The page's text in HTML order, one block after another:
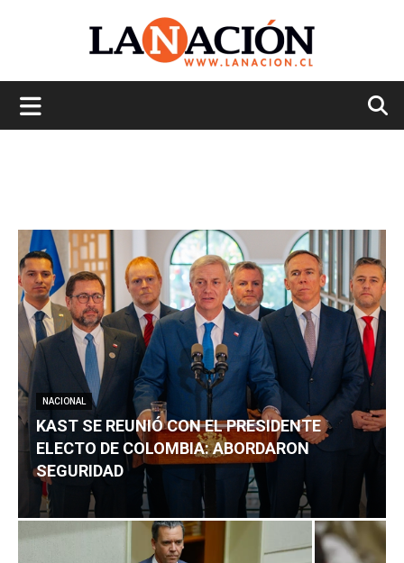
NACIONAL
KAST SE REUNIÓ CON EL PRESIDENTE
ELECTO DE COLOMBIA: ABORDARON
SEGURIDAD